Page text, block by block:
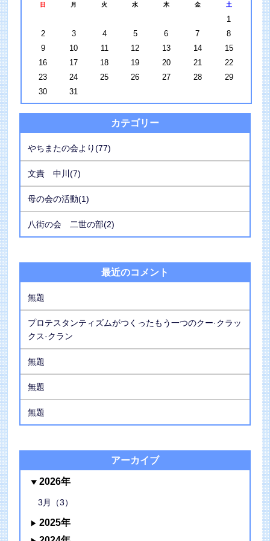
日 月 火 水 木 金 土
1
2
3 4 5 6 7
8
9
10 11 12 13 14
15
16
17 18 19 20 21
22
23
24 25 26 27 28
29
30
31
カテゴリー
やちまたの会より(77)
文責 中川(7)
母の会の活動(1)
八街の会 二世の部(2)
最近のコメント
無題
プロテスタンティズムがつくったもう一つのクー·クラッ
クス·クラン
無題
無題
無題
アーカイブ
2026年
3月（3）
2025年